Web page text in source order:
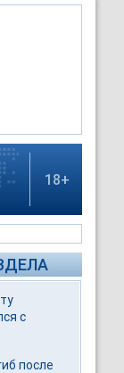
18+
с
после